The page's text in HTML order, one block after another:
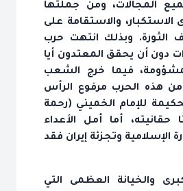
المجالات، ومن جملتها
والاستقامة على
الثورة. وبذلك انتهت حرب
دون أن يحقق المعتدون أيا
فيما خرج الشعب
من هذه الحرب مرفوع الرأس
للإمام الخميني (رحمة
حقانيته، أما أمل الأعداء
الإسلامية وتجزئة إيران فقد
والخيانة العظمى التي